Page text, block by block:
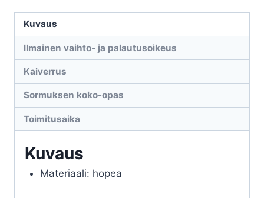
Kuvaus
Ilmainen vaihto- ja palautusoikeus
Kaiverrus
Sormuksen koko-opas
Toimitusaika
Kuvaus
Materiaali: hopea